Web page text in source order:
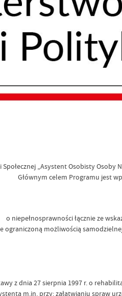
„Asystent Osobisty Osoby
celem Programu jest
łącznie
możliwością
z dnia 27 sierpnia 1997 r. o
m.in. przy: załatwianiu spraw